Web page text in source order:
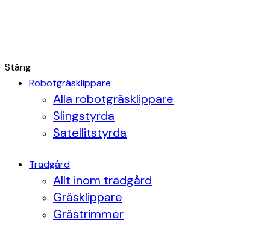
Stäng
Robotgräsklippare
Alla robotgräsklippare
Slingstyrda
Satellitstyrda
Trädgård
Allt inom trädgård
Gräsklippare
Grästrimmer